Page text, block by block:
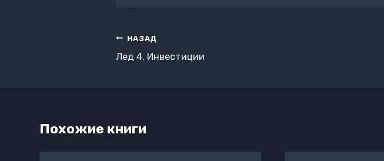
Навигация
по
НАЗАД
Лед 4. Инвестиции
Похожие книги